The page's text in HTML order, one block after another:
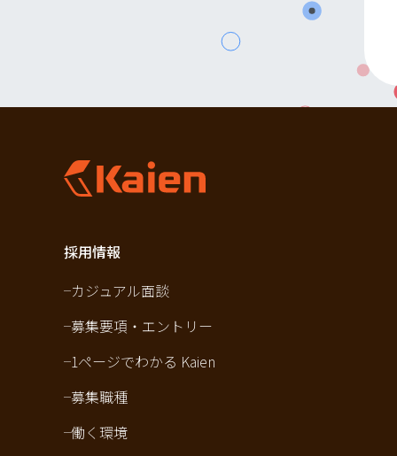
採用情報
カジュアル面談
募集要項・エントリー
1ページでわかる Kaien
募集職種
働く環境